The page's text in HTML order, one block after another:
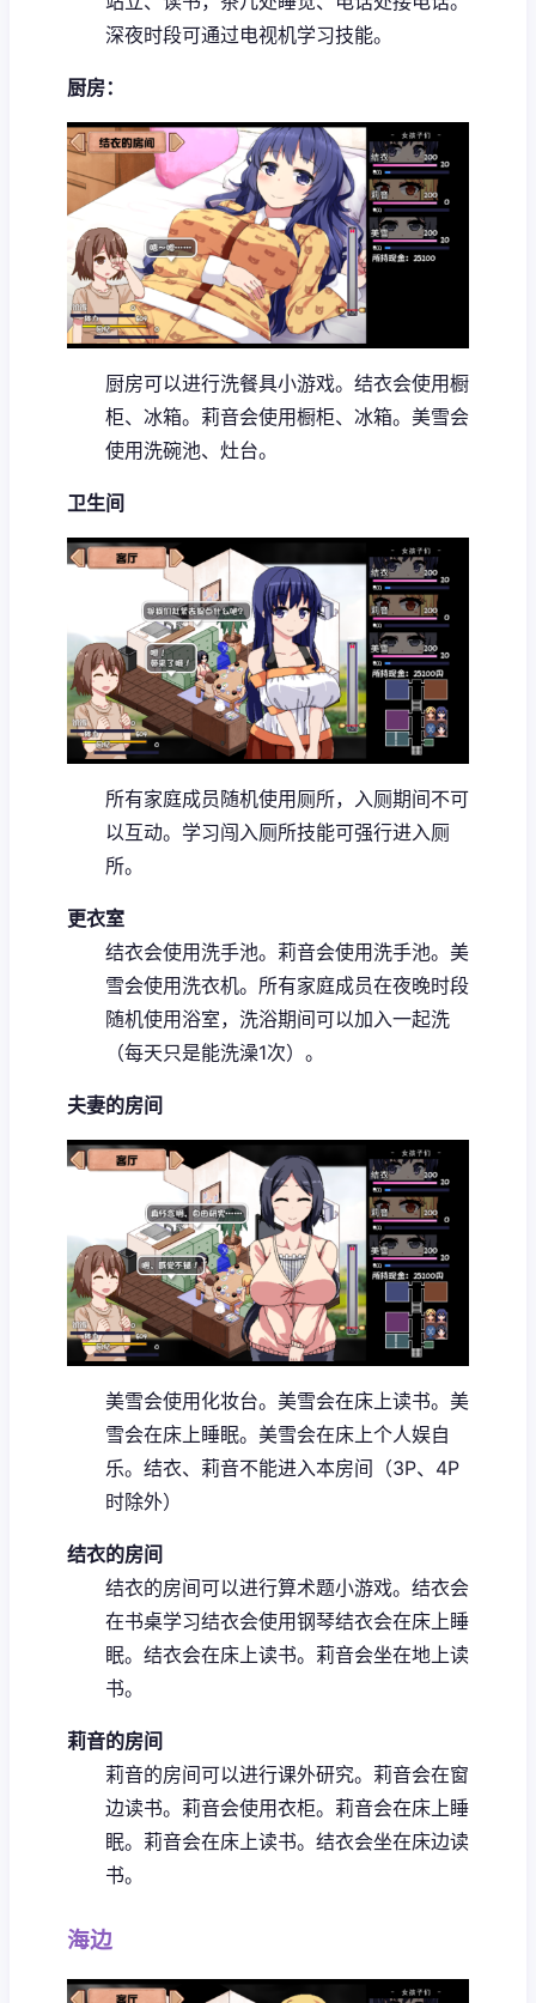
深夜时段可通过电视机学习技能。
厨房：
厨房可以进行洗餐具小游戏。 结衣会使用橱
柜、冰箱。 莉音会使用橱柜、冰箱。 美雪会
使用洗碗池、灶台。
卫生间
所有家庭成员随机使用厕所，入厕期间不可
以互动。 学习闯入厕所技能可强行进入厕
所。
更衣室
结衣会使用洗手池。 莉音会使用洗手池。 美
雪会使用洗衣机。 所有家庭成员在夜晚时段
随机使用浴室，洗浴期间可以加入一起洗
（每天只是能洗澡1次）。
夫妻的房间
美雪会使用化妆台。 美雪会在床上读书。 美
雪会在床上睡眠。 美雪会在床上个人娱自
乐。 结衣、莉音不能进入本房间（3P、4P
时除外）
结衣的房间
结衣的房间可以进行算术题小游戏。 结衣会
在书桌学习结衣会使用钢琴结衣会在床上睡
眠。 结衣会在床上读书。 莉音会坐在地上读
书。
莉音的房间
莉音的房间可以进行课外研究。 莉音会在窗
边读书。 莉音会使用衣柜。 莉音会在床上睡
眠。 莉音会在床上读书。 结衣会坐在床边读
书。
海边